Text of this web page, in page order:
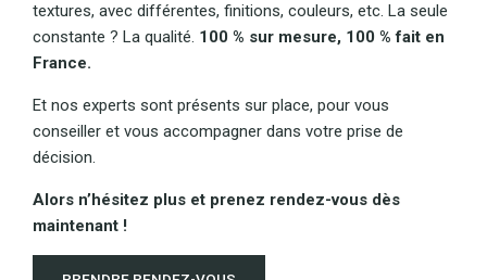
textures, avec différentes, finitions, couleurs, etc. La seule
constante ? La qualité. 100 % sur mesure, 100 % fait en
France.
Et nos experts sont présents sur place, pour vous
conseiller et vous accompagner dans votre prise de
décision.
Alors n’hésitez plus et prenez rendez-vous dès
maintenant !